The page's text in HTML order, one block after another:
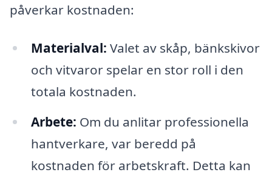
påverkar kostnaden:
Materialval: Valet av skåp, bänkskivor
och vitvaror spelar en stor roll i den
totala kostnaden.
Arbete: Om du anlitar professionella
hantverkare, var beredd på
kostnaden för arbetskraft. Detta kan